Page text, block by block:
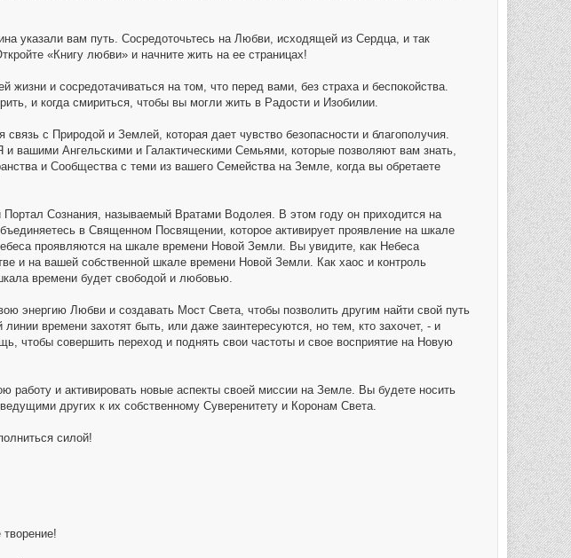
указали вам путь. Сосредоточьтесь на Любви, исходящей из Сердца, и так
«Книгу любви» и начните жить на ее страницах!
жизни и сосредотачиваться на том, что перед вами, без страха и беспокойства.
и когда смириться, чтобы вы могли жить в Радости и Изобилии.
с Природой и Землей, которая дает чувство безопасности и благополучия.
Ангельскими и Галактическими Семьями, которые позволяют вам знать,
и Сообщества с теми из вашего Семейства на Земле, когда вы обретаете
Сознания, называемый Вратами Водолея. В этом году он приходится на
в Священном Посвящении, которое активирует проявление на шкале
проявляются на шкале времени Новой Земли. Вы увидите, как Небеса
и на вашей собственной шкале времени Новой Земли. Как хаос и контроль
времени будет свободой и любовью.
энергию Любви и создавать Мост Света, чтобы позволить другим найти свой путь
времени захотят быть, или даже заинтересуются, но тем, кто захочет, - и
чтобы совершить переход и поднять свои частоты и свое восприятие на Новую
работу и активировать новые аспекты своей миссии на Земле. Вы будете носить
других к их собственному Суверенитету и Коронам Света.
силой!